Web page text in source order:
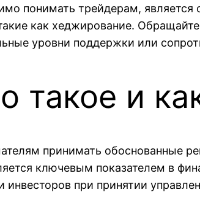
понимать трейдерам,
как хеджирование.
уровни поддержки или
такое и
принимать обоснованные
ключевым показателем в
при принятии